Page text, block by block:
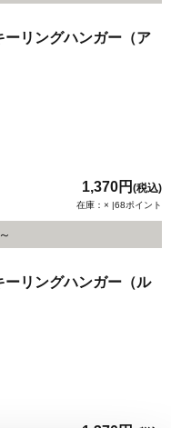
ーリングハンガー（ア
1,370円 (税込)
在庫：× |68ポイント
ーリングハンガー（ル